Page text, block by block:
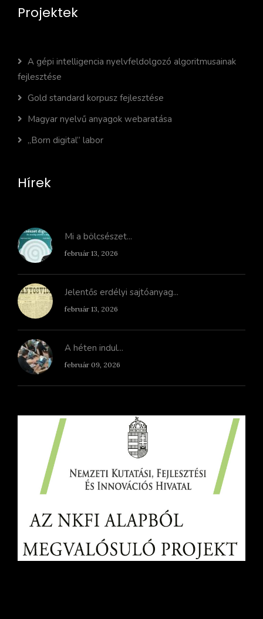
Projektek
A gépi intelligencia nyelvfeldolgozó algoritmusainak
fejlesztése
Gold standard korpusz fejlesztése
Magyar nyelvű anyagok webaratása
„Born digital” labor
Hírek
Mi a bölcsészet...
február 13, 2026
Jelentős erdélyi sajtóanyag...
február 13, 2026
A héten indul...
február 09, 2026